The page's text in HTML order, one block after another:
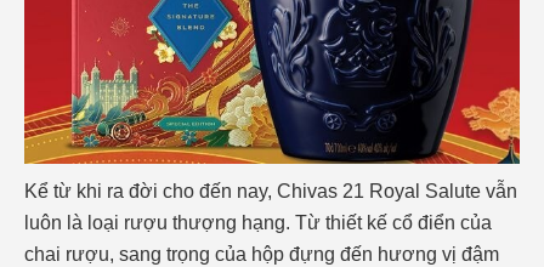
Kể từ khi ra đời cho đến nay, Chivas 21 Royal Salute vẫn
luôn là loại rượu thượng hạng. Từ thiết kế cổ điển của
chai rượu, sang trọng của hộp đựng đến hương vị đậm